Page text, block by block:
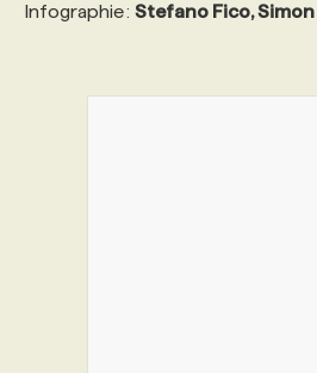
Infographie : Stefano Fico,